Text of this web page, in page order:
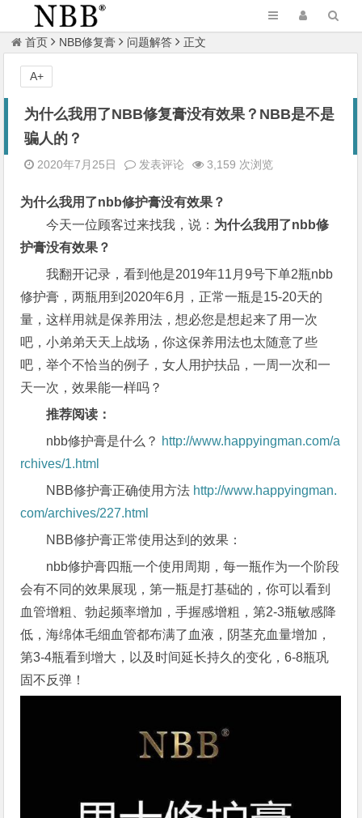
首页 NBB修复膏 问题解答 正文
为什么我用了NBB修复膏没有效果？NBB是不是
骗人的？
2020年7月25日 发表评论 3,159 次浏览
为什么我用了nbb修护膏没有效果？
今天一位顾客过来找我，说： 为什么我用了nbb修
护膏没有效果？
我翻开记录，看到他是2019年11月9号下单2瓶nbb
修护膏，两瓶用到2020年6月，正常一瓶是15-20天的
量，这样用就是保养用法，想必您是想起来了用一次
吧，小弟弟天天上战场，你这保养用法也太随意了些
吧，举个不恰当的例子，女人用护扶品，一周一次和一
天一次，效果能一样吗？
推荐阅读：
nbb修护膏是什么？ http://www.happyingman.com/a
rchives/1.html
NBB修护膏正确使用方法 http://www.happyingman.
com/archives/227.html
NBB修护膏正常使用达到的效果：
nbb修护膏四瓶一个使用周期，每一瓶作为一个阶段
会有不同的效果展现，第一瓶是打基础的，你可以看到
血管增粗、勃起频率增加，手握感增粗，第2-3瓶敏感降
低，海绵体毛细血管都布满了血液，阴茎充血量增加，
第3-4瓶看到增大，以及时间延长持久的变化，6-8瓶巩
固不反弹！
A+